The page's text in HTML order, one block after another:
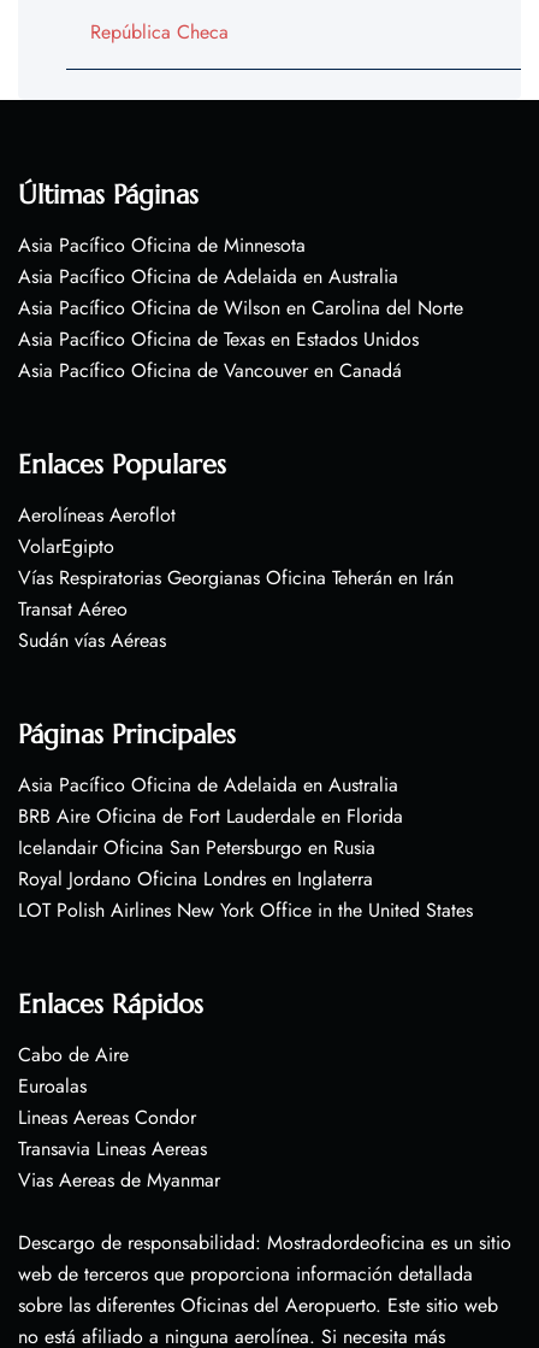
República Checa
Últimas Páginas
Asia Pacífico Oficina de Minnesota
Asia Pacífico Oficina de Adelaida en Australia
Asia Pacífico Oficina de Wilson en Carolina del Norte
Asia Pacífico Oficina de Texas en Estados Unidos
Asia Pacífico Oficina de Vancouver en Canadá
Enlaces Populares
Aerolíneas Aeroflot
VolarEgipto
Vías Respiratorias Georgianas Oficina Teherán en Irán
Transat Aéreo
Sudán vías Aéreas
Páginas Principales
Asia Pacífico Oficina de Adelaida en Australia
BRB Aire Oficina de Fort Lauderdale en Florida
Icelandair Oficina San Petersburgo en Rusia
Royal Jordano Oficina Londres en Inglaterra
LOT Polish Airlines New York Office in the United States
Enlaces Rápidos
Cabo de Aire
Euroalas
Lineas Aereas Condor
Transavia Lineas Aereas
Vias Aereas de Myanmar
Descargo de responsabilidad: Mostradordeoficina es un sitio
web de terceros que proporciona información detallada
sobre las diferentes Oficinas del Aeropuerto. Este sitio web
no está afiliado a ninguna aerolínea. Si necesita más